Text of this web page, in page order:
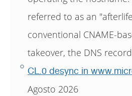
referred to as an
conventional CNAME-
takeover, the DNS
CL.0 desync in
Agosto 2026